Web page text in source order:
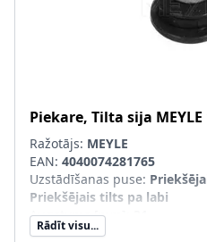
Piekare, Tilta sija MEYLE
Ražotājs: MEYLE
EAN: 4040074281765
Uzstādīšanas puse:
Priekšējais tilts pa labi
Augstums [mm]
nepieciešamais daudzums
Rādīt visu...